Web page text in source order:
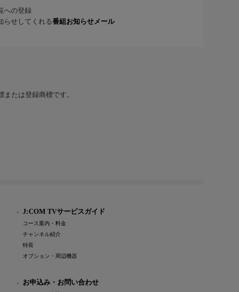
への登録
らせしてくれる番組お知らせメール
たは登録商標です。
J:COM TVサービスガイド
コース案内・料金
チャンネル紹介
特長
オプション・周辺機器
お申込み・お問い合わせ